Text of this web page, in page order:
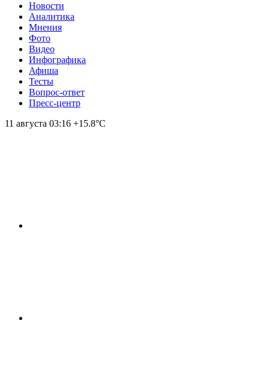
Новости
Аналитика
Мнения
Фото
Видео
Инфографика
Афиша
Тесты
Вопрос-ответ
Пресс-центр
11 августа 03:16 +15.8°С